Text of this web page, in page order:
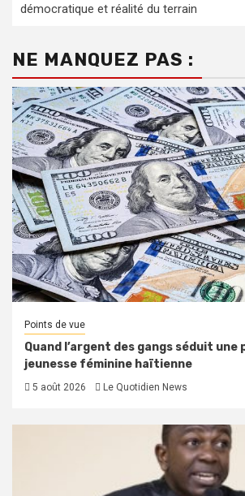
démocratique et réalité du terrain
NE MANQUEZ PAS :
Points de vue
Quand l’argent des gangs séduit une
jeunesse féminine haïtienne
5 août 2026 Le Quotidien News